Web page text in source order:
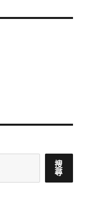
搜
尋